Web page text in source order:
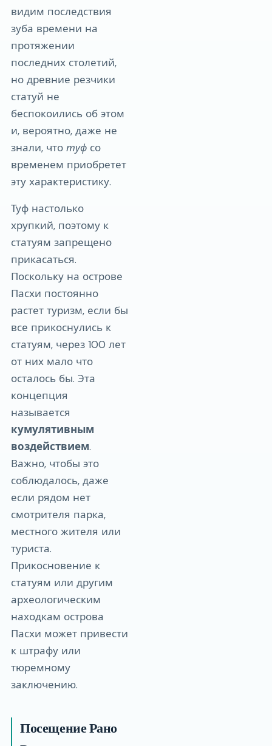
видим последствия
зуба времени на
протяжении
последних столетий,
но древние резчики
статуй не
беспокоились об этом
и, вероятно, даже не
знали, что туфсо
временем приобретет
эту характеристику.
Туф настолько
хрупкий, поэтому к
статуям запрещено
прикасаться.
Поскольку на острове
Пасхи постоянно
растет туризм, если бы
все прикоснулись к
статуям, через 100 лет
от них мало что
осталось бы. Эта
концепция
называется
кумулятивным
воздействием.
Важно, чтобы это
соблюдалось, даже
если рядом нет
смотрителя парка,
местного жителя или
туриста.
Прикосновение к
статуям или другим
археологическим
находкам острова
Пасхи может привести
к штрафу или
тюремному
заключению.
Посещение Рано